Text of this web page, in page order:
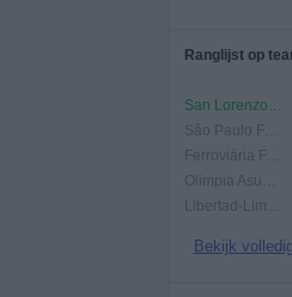
Ranglijst op
San Lorenzo Femenino
Bekijk